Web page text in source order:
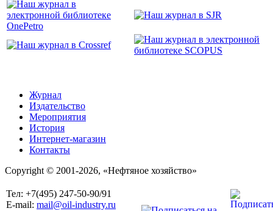
Журнал
Издательство
Мероприятия
История
Интернет-магазин
Контакты
Copyright © 2001-2026, «Нефтяное хозяйство»
Тел: +7(495) 247-50-90/91
E-mail: mail@oil-industry.ru